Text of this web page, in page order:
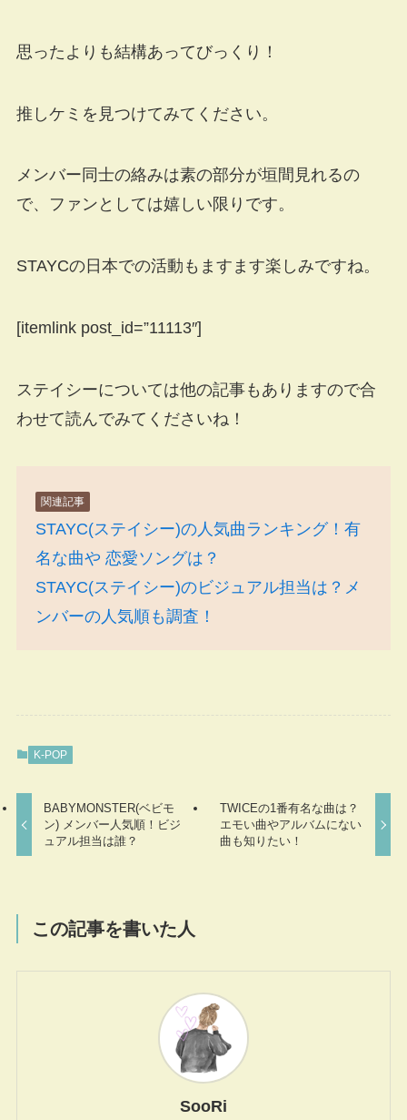
思ったよりも結構あってびっくり！
推しケミを見つけてみてください。
メンバー同士の絡みは素の部分が垣間見れるの
で、ファンとしては嬉しい限りです。
STAYCの日本での活動もますます楽しみですね。
[itemlink post_id=”11113″]
ステイシーについては他の記事もありますので合
わせて読んでみてくださいね！
関連記事
STAYC(ステイシー)の人気曲ランキング！有
名な曲や 恋愛ソングは？
STAYC(ステイシー)のビジュアル担当は？メ
ンバーの人気順も調査！
K-POP
BABYMONSTER(ベビモ
ン) メンバー人気順！ビジ
ュアル担当は誰？
TWICEの1番有名な曲は？
エモい曲やアルバムにない
曲も知りたい！
この記事を書いた人
SooRi